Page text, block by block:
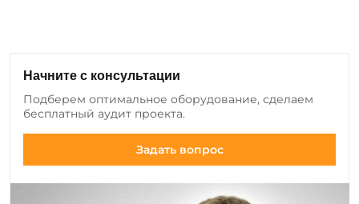
добавляем новые позиции оборудования и
инструмента, а также совершенствуем
существующие модели.
Начните с консультации
Подберем оптимальное оборудование, сделаем
бесплатный аудит проекта.
Задать вопрос